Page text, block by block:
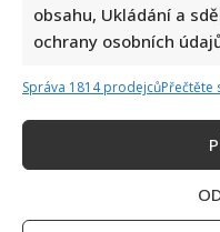
obsahu, Ukládání a
ochrany osobních
Správa 1814 prodejcůPřečtěte